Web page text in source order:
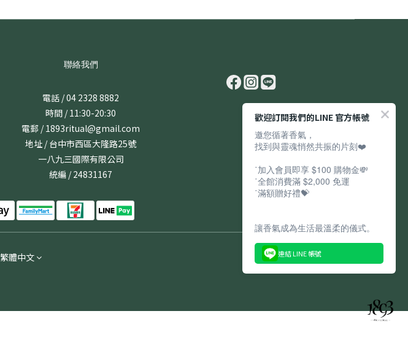
聯絡我們
電話 / 04 2328 8882
時間 / 11:30-20:30
電郵 / 1893ritual@gmail.com
地址 / 台中市西區大隆路25號
一八九三國際有限公司
統編 / 24831167
繁體中文
歡迎訂閱我們的LINE 官方帳號
邀您循著香氣，
找到與靈魂悄然共振的片刻❤️
˙加入會員即享 $100 購物金💸
˙全館消費滿 $2,000 免運
˙滿額贈好禮💝
讓香氣成為生活最溫柔的儀式。
連結 LINE 帳號